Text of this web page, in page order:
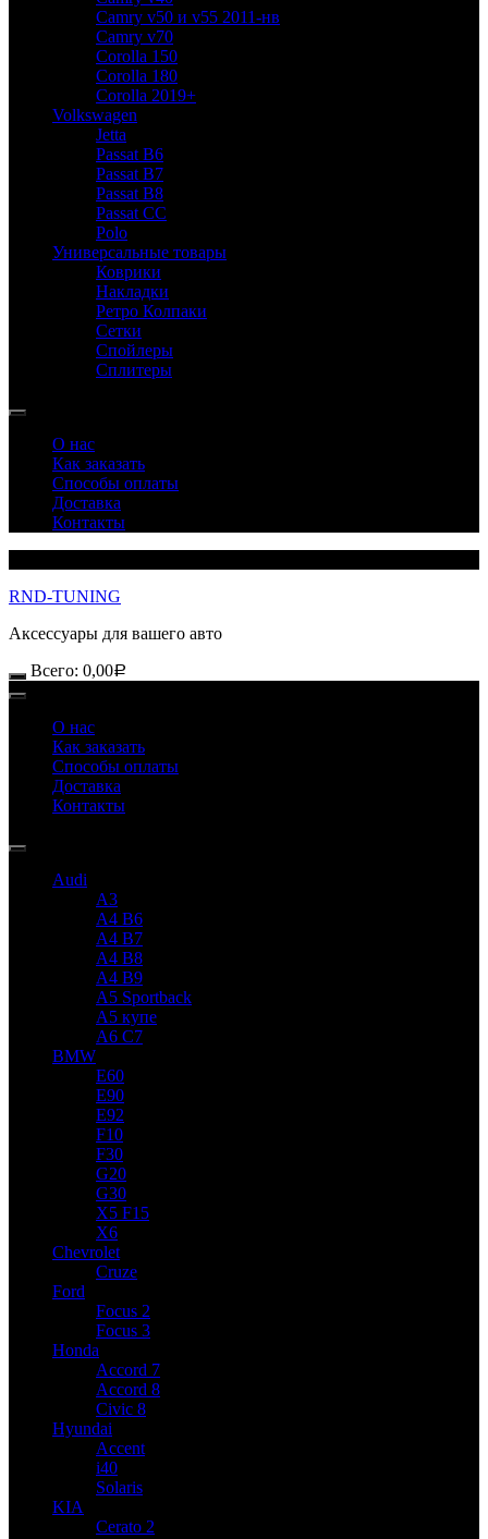
Camry v50 и v55 2011-нв
Camry v70
Corolla 150
Corolla 180
Corolla 2019+
Volkswagen
Jetta
Passat B6
Passat B7
Passat B8
Passat CC
Polo
Универсальные товары
Коврики
Накладки
Ретро Колпаки
Сетки
Спойлеры
Сплитеры
О нас
Как заказать
Способы оплаты
Доставка
Контакты
RND-TUNING
Аксессуары для вашего авто
Всего: 0,00Р
О нас
Как заказать
Способы оплаты
Доставка
Контакты
Audi
A3
A4 B6
A4 B7
A4 B8
A4 B9
A5 Sportback
A5 купе
A6 C7
BMW
E60
E90
E92
F10
F30
G20
G30
X5 F15
X6
Chevrolet
Cruze
Ford
Focus 2
Focus 3
Honda
Accord 7
Accord 8
Civic 8
Hyundai
Accent
i40
Solaris
KIA
Cerato 2